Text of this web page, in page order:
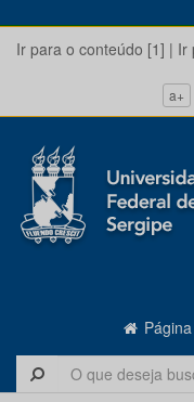
Ir para o conteúdo [1] | Ir
a+